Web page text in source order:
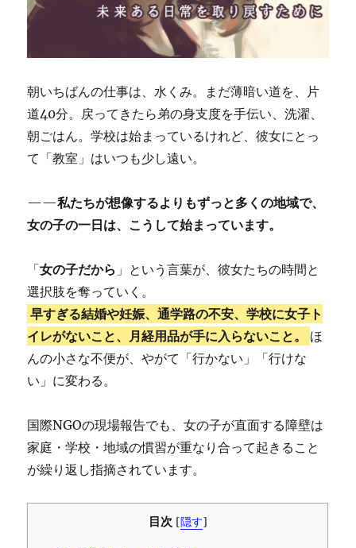
朝いちばんの仕事は、水くみ。まだ薄暗い道を、片
道40分。戻ってきたら弟の身支度を手伝い、洗濯、
朝ごはん。学校は始まっているけれど、彼女にとっ
て「教室」はいつも少し遠い。
——私たちが想像するよりもずっと多くの地域で、
女の子の一日は、こうして始まっています。
「女の子だから 」という言葉が、彼女たちの時間と
選択肢を奪っていく。
早すぎる結婚や妊娠、通学路の不安、学校に女子ト
イレがないこと、月経用品が手に入らないこと。
ほ
んの小さな不便が、やがて「行かない」「行けな
い」に変わる。
国際NGOの現場報告でも、女の子が直面する障壁は
家庭・学校・地域の慣習が重なり合って起きること
が繰り返し指摘されています。
目次 [隠す]